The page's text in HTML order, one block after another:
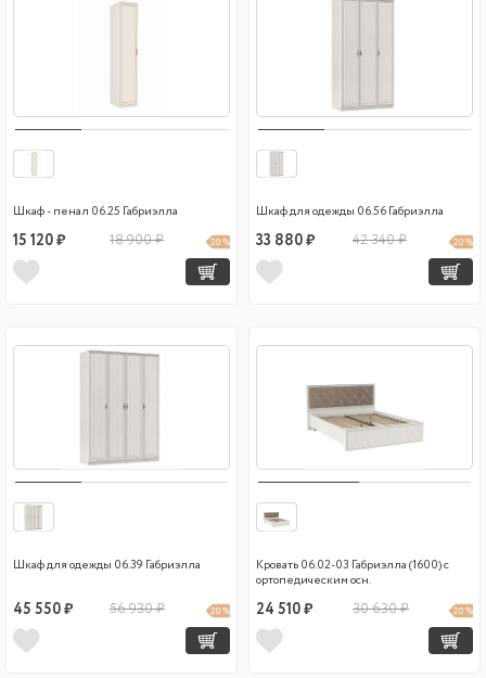
Шкаф - пенал 06.25 Габриэлла
15 120 ₽ 18 900 ₽ 20 %
Шкаф для одежды 06.56 Габриэлла
33 880 ₽ 42 340 ₽ 20 %
Шкаф для одежды 06.39 Габриэлла
45 550 ₽ 56 930 ₽ 20 %
Кровать 06.02-03 Габриэлла (1600) с
ортопедическим осн.
24 510 ₽ 30 630 ₽ 20 %